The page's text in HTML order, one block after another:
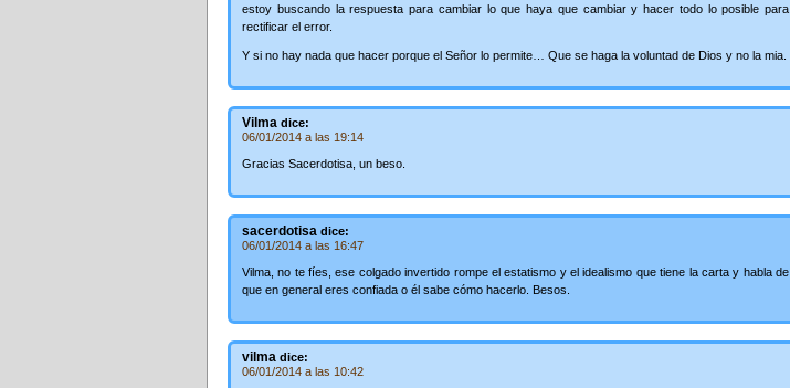
estoy buscando la respuesta para cambiar lo que haya que cambiar y hacer todo lo posible para
rectificar el error.
Y si no hay nada que hacer porque el Señor lo permite… Que se haga la voluntad de Dios y no la mia.
Vilma dice:
06/01/2014 a las 19:14
Gracias Sacerdotisa, un beso.
sacerdotisa dice:
06/01/2014 a las 16:47
Vilma, no te fíes, ese colgado invertido rompe el estatismo y el idealismo que tiene la carta y habla de
que en general eres confiada o él sabe cómo hacerlo. Besos.
vilma dice:
06/01/2014 a las 10:42